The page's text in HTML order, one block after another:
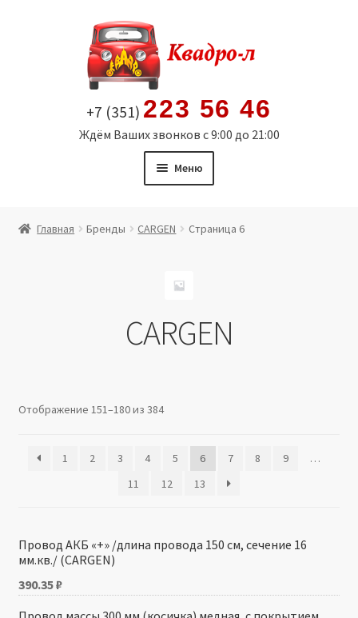
содержимому
+7 (351) 223 56 46
Ждём Ваших звонков с 9:00 до 21:00
Меню
Политика в отношении обработки персональных
Главная Бренды CARGEN Страница 6
CARGEN
Отображение 151–180 из 384
1 2 3 4 5 6 7 8 9
…
11
12 13
Провод АКБ «+» /длина провода 150 см, сечение 16
мм.кв./ (CARGEN)
390.35₽